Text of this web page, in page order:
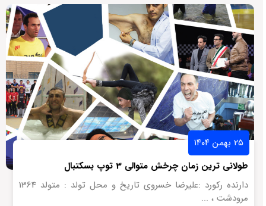
۲۵ بهمن ۱۴۰۴
طولانی ترین زمان چرخش متوالی 3 توپ بسکتبال
دارنده رکورد :علیرضا خسروی تاریخ و محل تولد : متولد 1364
مرودشت ، ...